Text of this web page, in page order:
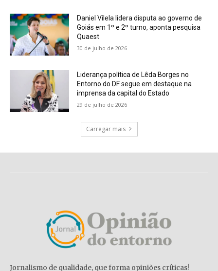
Daniel Vilela lidera disputa ao governo de
Goiás em 1º e 2º turno, aponta pesquisa
Quaest
30 de julho de 2026
Liderança política de Lêda Borges no
Entorno do DF segue em destaque na
imprensa da capital do Estado
29 de julho de 2026
Carregar mais
Jornalismo de qualidade, que forma opiniões críticas!